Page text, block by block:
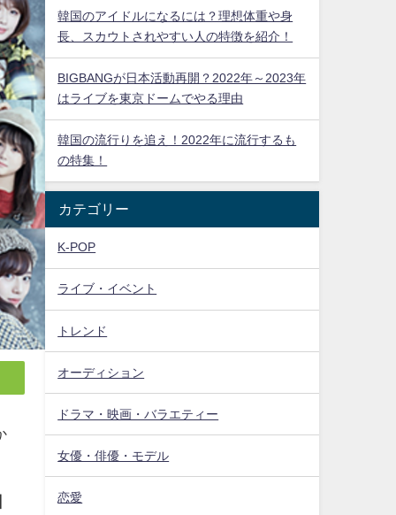
韓国のアイドルになるには？理想体重や身
長、スカウトされやすい人の特徴を紹介！
BIGBANGが日本活動再開？2022年～2023年
はライブを東京ドームでやる理由
韓国の流行りを追え！2022年に流行するも
の特集！
カテゴリー
K-POP
ライブ・イベント
トレンド
オーディション
ドラマ・映画・バラエティー
女優・俳優・モデル
恋愛